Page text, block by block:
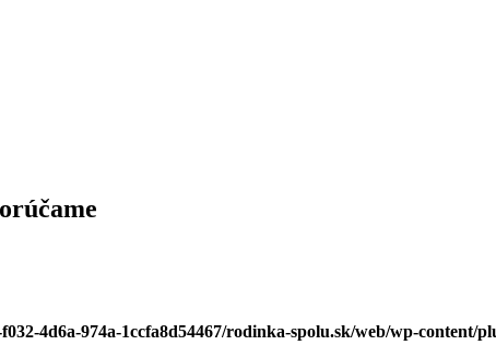
4d6a-974a-1ccfa8d54467/rodinka-spolu.sk/web/wp-content/